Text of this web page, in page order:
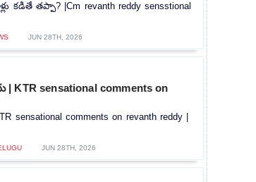
తప్పా? |Cm revanth reddy sensstional
JUN 28TH, 2026
KTR sensational comments on
comments on revanth reddy |
JUN 28TH, 2026